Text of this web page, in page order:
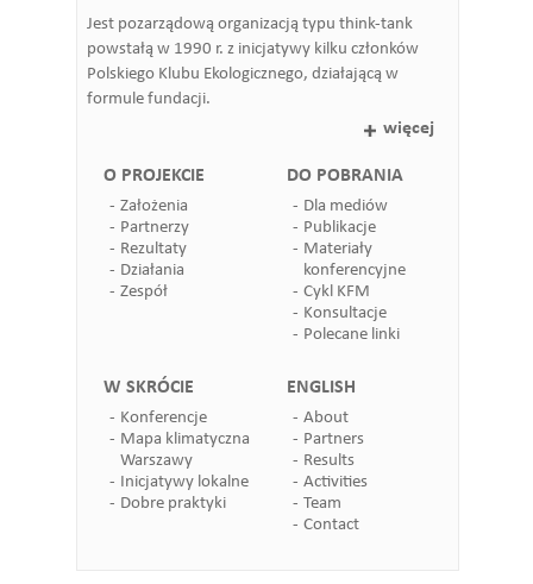
Jest pozarządową organizacją typu think-tank
powstałą w 1990 r. z inicjatywy kilku członków
Polskiego Klubu Ekologicznego, działającą w
formule fundacji.
więcej
O PROJEKCIE
Założenia
Partnerzy
Rezultaty
Działania
Zespół
DO POBRANIA
Dla mediów
Publikacje
Materiały
konferencyjne
Cykl KFM
Konsultacje
Polecane linki
W SKRÓCIE
Konferencje
Mapa klimatyczna
Warszawy
Inicjatywy lokalne
Dobre praktyki
ENGLISH
About
Partners
Results
Activities
Team
Contact